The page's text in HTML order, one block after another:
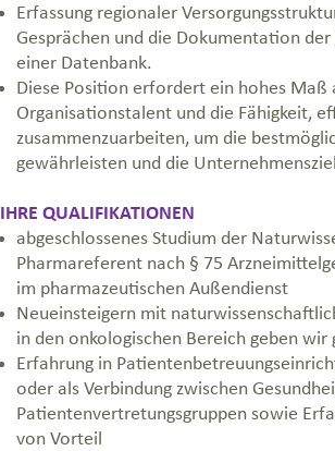
Erfassung regionaler
Gesprächen und die Dokumentation
einer Datenbank.
Diese Position erfordert ein hohes Maß
Organisationstalent und die Fähigkeit,
zusammenzuarbeiten, um die
gewährleisten und die
IHRE QUALIFIKATIONEN
abgeschlossenes Studium der
Pharmareferent nach § 75
im pharmazeutischen Außendienst
Neueinsteigern mit
in den onkologischen Bereich geben wir
Erfahrung in
oder als Verbindung zwischen
Patientenvertretungsgruppen sowie
von Vorteil